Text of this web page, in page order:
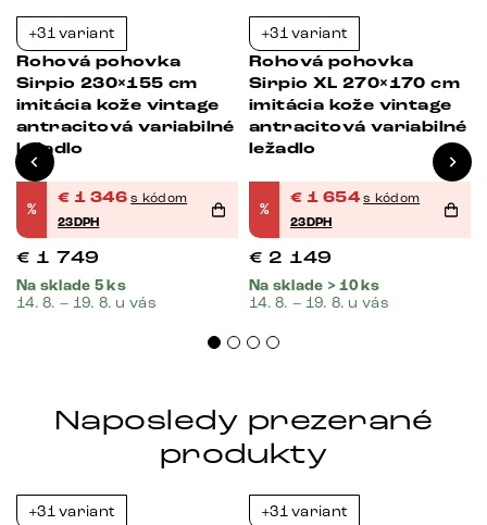
+31 variant
Rohová pohovka
Sirpio 230×155 cm
imitácia kože vintage
antracitová variabilné
ležadlo
%
€ 1 346 s kódom
23DPH
€ 1 749
Na sklade 5 ks
14. 8. – 19. 8. u vás
+31 variant
Rohová pohovka
Sirpio XL 270×170 cm
imitácia kože vintage
antracitová variabilné
ležadlo
%
€ 1 654 s kódom
23DPH
€ 2 149
Na sklade > 10 ks
14. 8. – 19. 8. u vás
Naposledy prezerané
produkty
+31 variant Bestseller
+31 variant